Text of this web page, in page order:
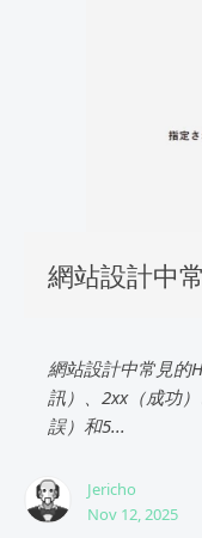
網站設計中
網站設計中常見的
訊）、2xx（成功
誤）和5...
Jericho
Nov 12, 2025